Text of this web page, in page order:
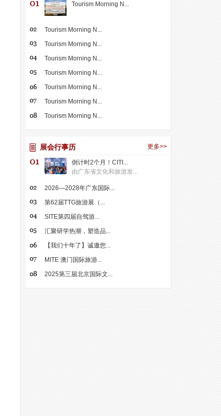
Tourism Morning N...
Tourism Morning N...
Tourism Morning N...
Tourism Morning N...
Tourism Morning N...
Tourism Morning N...
Tourism Morning N...
Tourism Morning N...
更多>>
展会行事历
倒计时2个月！CITI...
由广东省文化和旅游发...
2026—2028年广东国际...
第62届TTG旅游展（...
SITE第四届自驾游...
汇聚研学热潮，塑造品...
【我们十年了】诚邀您...
MITE 澳门国际旅游...
2025第三届北京国际文...